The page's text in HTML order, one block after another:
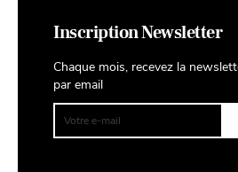
Inscription Newsletter
Chaque mois, recevez la
par email